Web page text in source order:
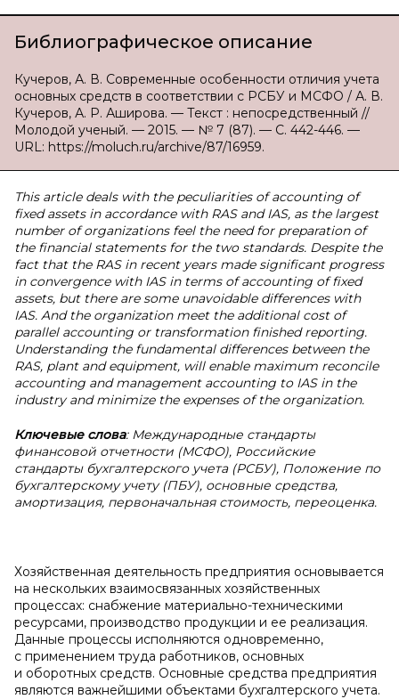
Библиографическое описание
Кучеров, А. В. Современные особенности отличия учета
основных средств в соответствии с РСБУ и МСФО / А. В.
Кучеров, А. Р. Аширова. — Текст : непосредственный //
Молодой ученый. — 2015. — № 7 (87). — С. 442-446. —
URL: https://moluch.ru/archive/87/16959.
This article deals with the peculiarities of accounting of
fixed assets in accordance with RAS and IАS, as the largest
number of organizations feel the need for preparation of
the financial statements for the two standards. Despite the
fact that the RAS in recent years made significant progress
in convergence with IАS in terms of accounting of fixed
assets, but there are some unavoidable differences with
IАS. And the organization meet the additional cost of
parallel accounting or transformation finished reporting.
Understanding the fundamental differences between the
RAS, plant and equipment, will enable maximum reconcile
accounting and management accounting to IАS in the
industry and minimize the expenses of the organization.
Ключевые слова: Международные стандарты
финансовой отчетности (МСФО), Российские
стандарты бухгалтерского учета (РСБУ), Положение по
бухгалтерскому учету (ПБУ), основные средства,
амортизация, первоначальная стоимость, переоценка.
Хозяйственная деятельность предприятия основывается
на нескольких взаимосвязанных хозяйственных
процессах: снабжение материально-техническими
ресурсами, производство продукции и ее реализация.
Данные процессы исполняются одновременно,
с применением труда работников, основных
и оборотных средств. Основные средства предприятия
являются важнейшими объектами бухгалтерского учета.